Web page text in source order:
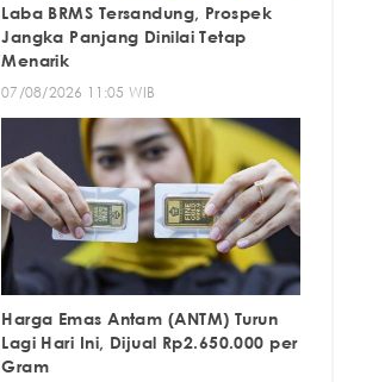
Laba BRMS Tersandung, Prospek
Jangka Panjang Dinilai Tetap
Menarik
07/08/2026 11:05 WIB
Harga Emas Antam (ANTM) Turun
Lagi Hari Ini, Dijual Rp2.650.000 per
Gram